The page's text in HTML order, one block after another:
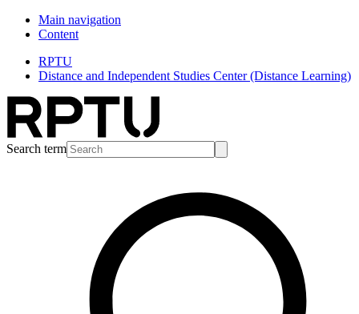
Main navigation
Content
RPTU
Distance and Independent Studies Center (Distance Learning)
Search term